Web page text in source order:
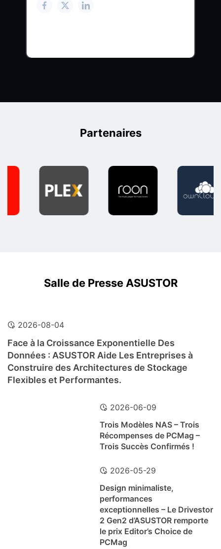
Partenaires
Salle de Presse ASUSTOR
2026-08-04
Face à la Croissance Exponentielle Des
Données : ASUSTOR Aide Les Entreprises à
Construire des Architectures de Stockage
Flexibles et Performantes.
2026-06-09
Trois Modèles NAS – Trois
Récompenses de PCMag –
Trois Succès Confirmés !
2026-05-29
Design minimaliste,
performances
exceptionnelles – Le Drivestor
2 Gen2 d’ASUSTOR remporte
le prix Editor’s Choice de
PCMag